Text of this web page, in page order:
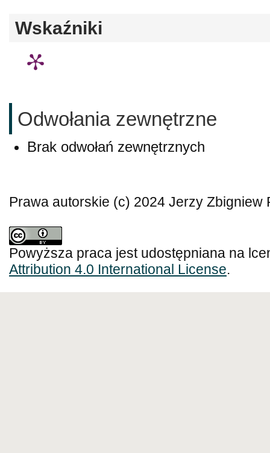
Wskaźniki
Odwołania zewnętrzne
Brak odwołań zewnętrznych
Prawa autorskie (c) 2024 Jerzy Zbigniew
Powyższa praca jest udostępniana na
Attribution 4.0 International License.